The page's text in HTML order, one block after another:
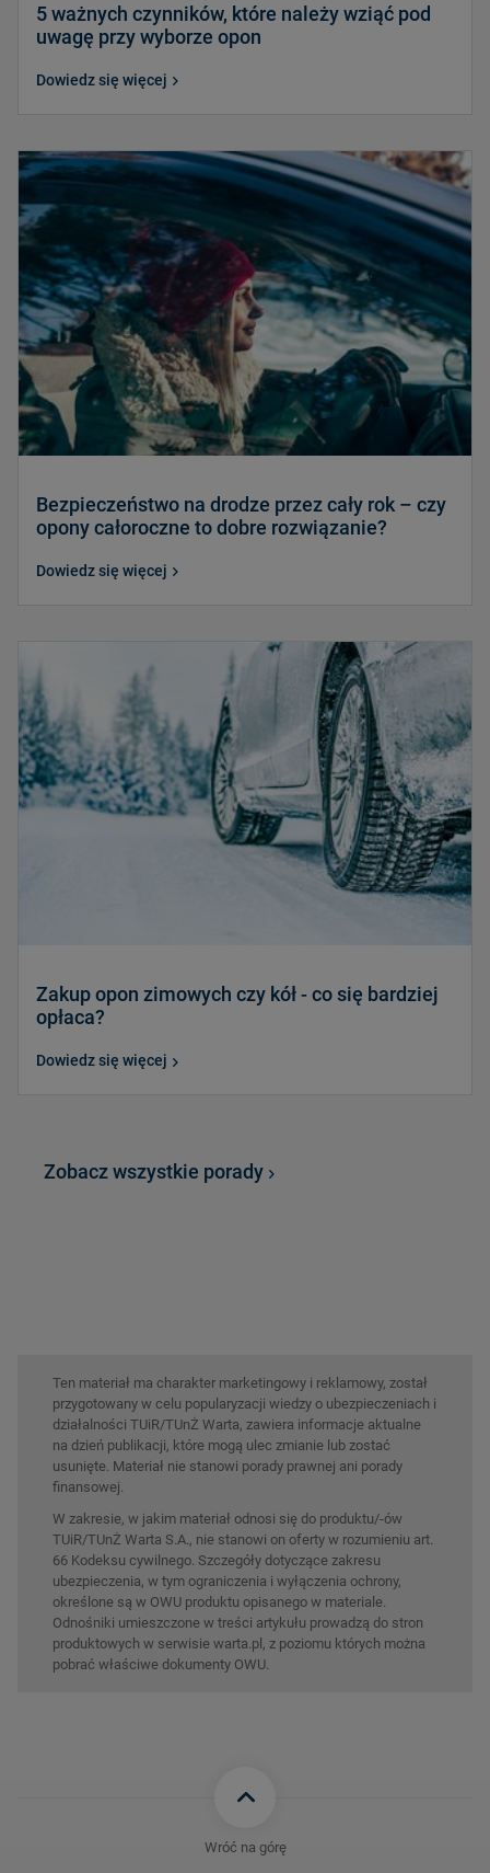
5 ważnych czynników, które należy wziąć pod
uwagę przy wyborze opon
Dowiedz się więcej
Bezpieczeństwo na drodze przez cały rok – czy
opony całoroczne to dobre rozwiązanie?
Dowiedz się więcej
Zakup opon zimowych czy kół - co się bardziej
opłaca?
Dowiedz się więcej
Zobacz wszystkie porady
Ten materiał ma charakter marketingowy i reklamowy, został
przygotowany w celu popularyzacji wiedzy o ubezpieczeniach i
działalności TUiR/TUnŻ Warta, zawiera informacje aktualne
na dzień publikacji, które mogą ulec zmianie lub zostać
usunięte. Materiał nie stanowi porady prawnej ani porady
finansowej.
W zakresie, w jakim materiał odnosi się do produktu/-ów
TUiR/TUnŻ Warta S.A., nie stanowi on oferty w rozumieniu art.
66 Kodeksu cywilnego. Szczegóły dotyczące zakresu
ubezpieczenia, w tym ograniczenia i wyłączenia ochrony,
określone są w OWU produktu opisanego w materiale.
Odnośniki umieszczone w treści artykułu prowadzą do stron
produktowych w serwisie warta.pl, z poziomu których można
pobrać właściwe dokumenty OWU.
Wróć na górę